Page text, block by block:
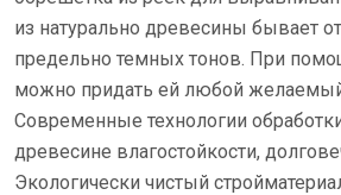
из натурально древесины бывает
предельно темных тонов. При
можно придать ей любой желаемый
Современные технологии
древесине влагостойкости,
Экологически чистый